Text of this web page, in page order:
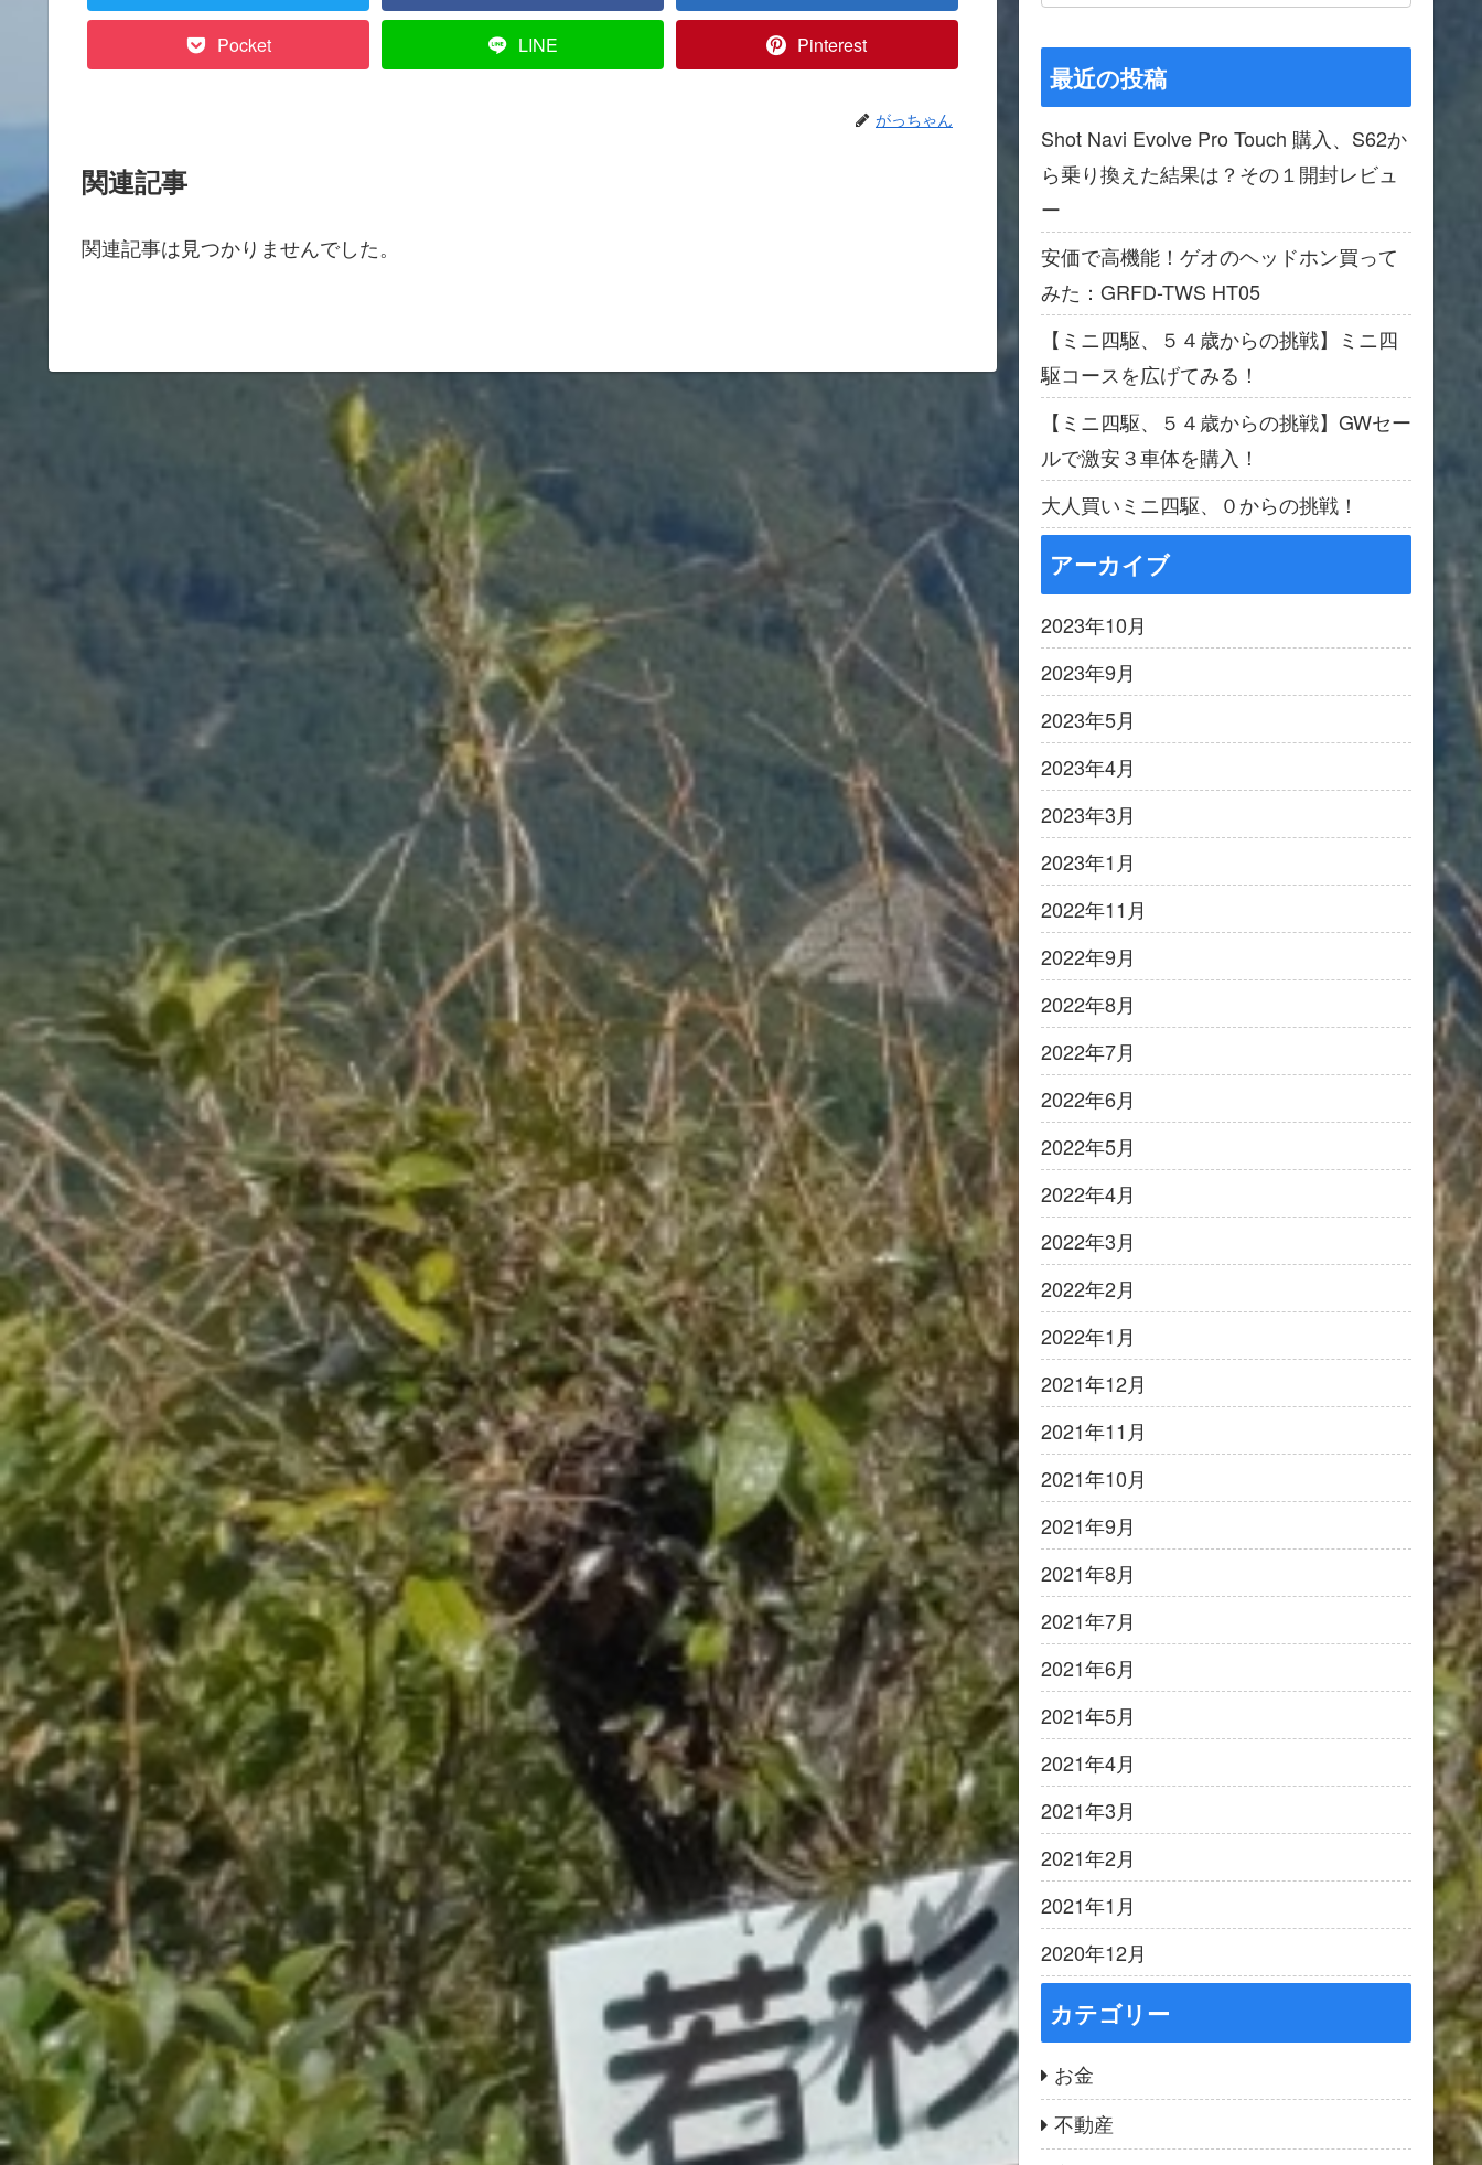
Pocket LINE Pinterest
がっちゃん
関連記事
関連記事は見つかりませんでした。
最近の投稿
Shot Navi Evolve Pro Touch 購入、S62か
ら乗り換えた結果は？その１開封レビュ
ー
安価で高機能！ゲオのヘッドホン買って
みた：GRFD-TWS HT05
【ミニ四駆、５４歳からの挑戦】ミニ四
駆コースを広げてみる！
【ミニ四駆、５４歳からの挑戦】GWセー
ルで激安３車体を購入！
大人買いミニ四駆、０からの挑戦！
アーカイブ
2023年10月
2023年9月
2023年5月
2023年4月
2023年3月
2023年1月
2022年11月
2022年9月
2022年8月
2022年7月
2022年6月
2022年5月
2022年4月
2022年3月
2022年2月
2022年1月
2021年12月
2021年11月
2021年10月
2021年9月
2021年8月
2021年7月
2021年6月
2021年5月
2021年4月
2021年3月
2021年2月
2021年1月
2020年12月
カテゴリー
お金
不動産